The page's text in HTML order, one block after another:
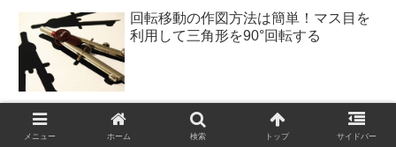
回転移動の作図方法は簡単！マス目を
利用して三角形を90°回転する
【数列】和の記号Σ（シグマ）の意味
を理解して公式丸暗記をやめよう
メニュー ホーム 検索 トップ サイドバー